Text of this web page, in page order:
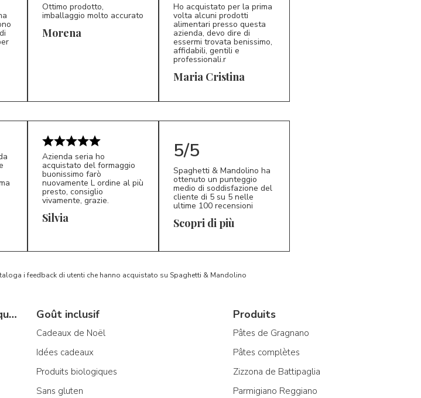
Ottimo prodotto,
imballaggio molto accurato
Morena
MC 5/5
Ho acquistato per la prima
volta alcuni prodotti
alimentari presso questa
azienda, devo dire di
essermi trovata benissimo,
affidabili, gentili e
professionali.r
Maria Cristina
S*
Azienda seria ho
acquistato del formaggio
buonissimo farò
nuovamente L ordine al più
presto, consiglio
vivamente, grazie.
Silvia
5/5
Spaghetti & Mandolino ha
ottenuto un punteggio
medio di soddisfazione del
cliente di 5 su 5 nelle
ultime 100 recensioni
Scopri di più
i feedback di utenti che hanno acquistato su Spaghetti & Mandolino
Produits italiens régionaux typiques Goût inclusif
Cadeaux de Noël
Idées cadeaux
Produits biologiques
Sans gluten
Produits
Pâtes de Gragnano
Pâtes complètes
Zizzona de Battipaglia
Parmigiano Reggiano